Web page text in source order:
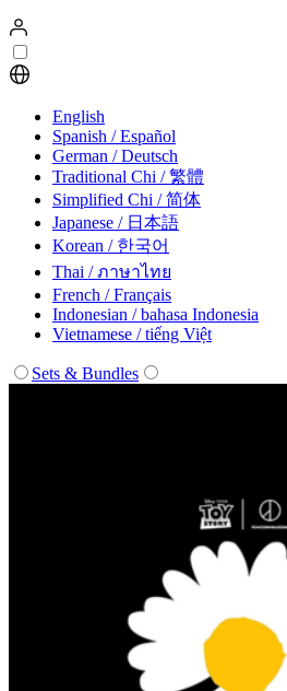
English
Spanish / Español
German / Deutsch
Traditional Chi / 繁體
Simplified Chi / 简体
Japanese / 日本語
Korean / 한국어
Thai / ภาษาไทย
French / Français
Indonesian / bahasa Indonesia
Vietnamese / tiếng Việt
Sets & Bundles